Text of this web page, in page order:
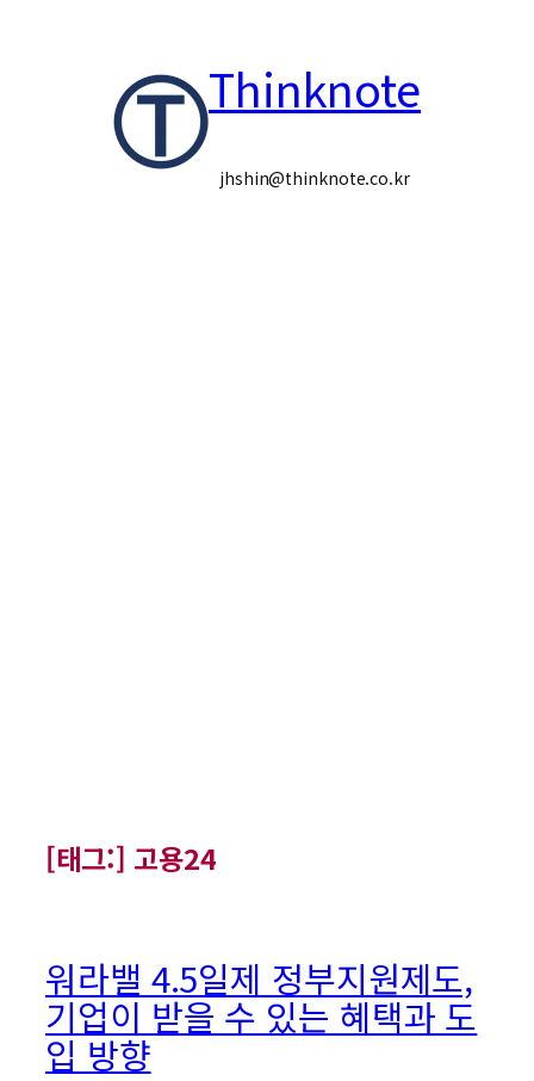
Thinknote
jhshin@thinknote.co.kr
[태그:] 고용24
워라밸 4.5일제 정부지원제도,
기업이 받을 수 있는 혜택과 도
입 방향